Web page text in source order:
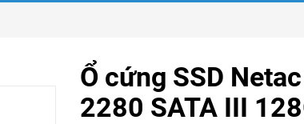
Ổ cứng SSD
2280 SATA III